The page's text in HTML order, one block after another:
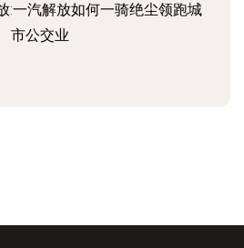
:一汽解放如何一骑绝尘领跑城
市公交业